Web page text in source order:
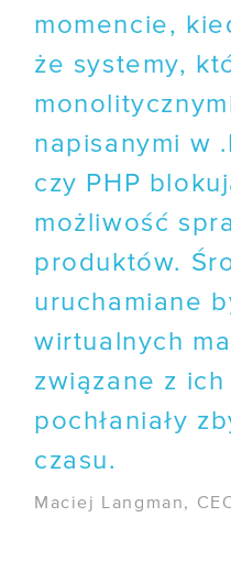
momencie,
że systemy,
napisanymi w
czy PHP
możliwość
produktów.
uruchamiane
wirtualnych
związane z
pochłaniały
czasu.
Maciej Langman,